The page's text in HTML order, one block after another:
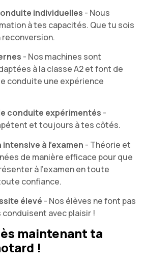
individuelles - Nous
à tes capacités. Que tu sois
- Nos machines sont
à la classe A2 et font de
conduite une expérience
conduite expérimentés -
et toujours à tes côtés.
à l'examen - Théorie et
de manière efficace pour que
à l'examen en toute
confiance.
élevé - Nos élèves ne font pas
avec plaisir !
maintenant ta
!